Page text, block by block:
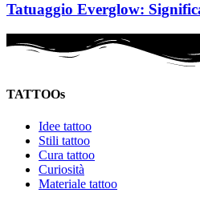
Tatuaggio Everglow:
TATTOOs
Idee tattoo
Stili tattoo
Cura tattoo
Curiosità
Materiale tattoo